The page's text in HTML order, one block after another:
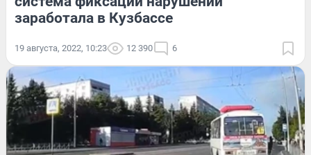
заработала в Кузбассе
19 августа, 2022, 10:23 12 390 6